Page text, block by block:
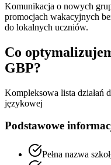
Komunikacja o nowych
promocjach wakacyjnych
do lokalnych uczniów.
Co
GBP?
Kompleksowa lista działań
językowej
Podstawowe
Pełna nazwa